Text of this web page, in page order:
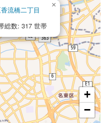
流橋二丁目
総数: 317 世帯
×
+
−